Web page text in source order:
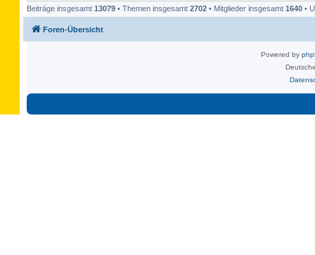
Beiträge insgesamt 13079 • Themen insgesamt 2702 • Mitglieder insgesamt 1640 •
Foren-Übersicht
Powered by